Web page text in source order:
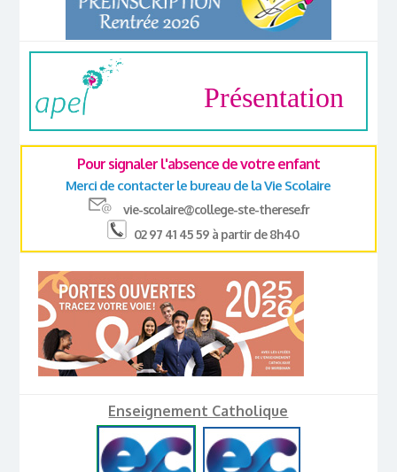
Présentation
Pour signaler l'absence de votre enfant
Merci de contacter le bureau de la Vie Scolaire
vie-scolaire@college-ste-therese.fr
02 97 41 45 59 à partir de 8h40
Enseignement Catholique